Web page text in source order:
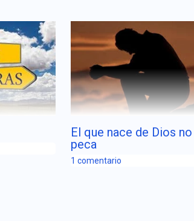
El que nace de Dios no
peca
1 comentario